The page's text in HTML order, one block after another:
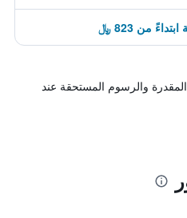
والرسوم المستحقة عند